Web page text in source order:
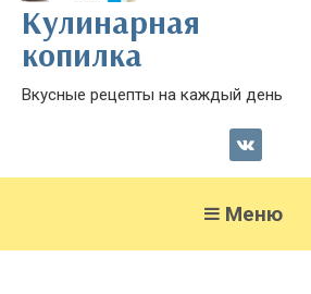
Кулинарная
копилка
Вкусные рецепты на каждый день
Меню